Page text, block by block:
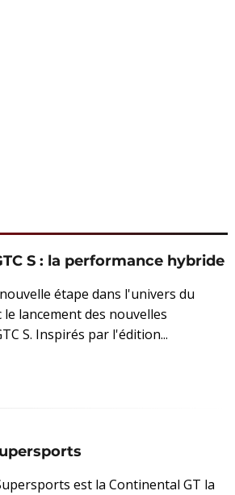
S : la performance hybride
étape dans l'univers du
lancement des nouvelles
S. Inspirés par l'édition...
est la Continental GT la